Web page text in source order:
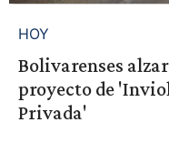
HOY
Bolivarenses
proyecto de
Privada'